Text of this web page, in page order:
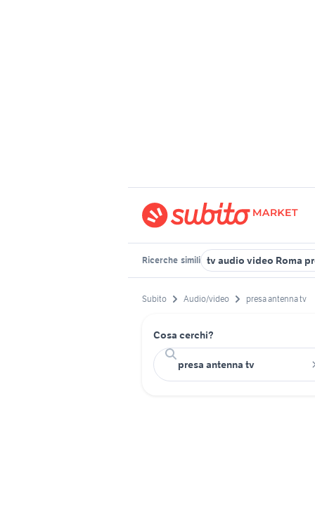
Ricerche simili tv audio video Roma
Subito Audio/video presa antenna tv
Cosa cerchi?